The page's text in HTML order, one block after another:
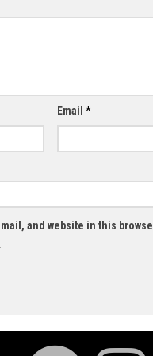
Email *
and website in this